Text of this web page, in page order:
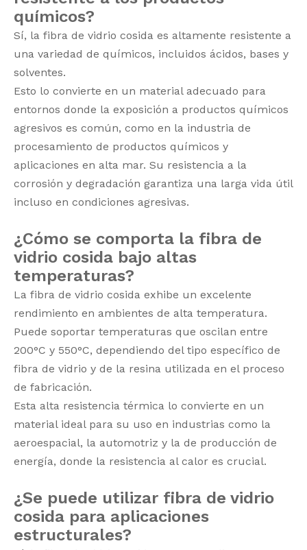
químicos?
Sí, la fibra de vidrio cosida es altamente resistente a
una variedad de químicos, incluidos ácidos, bases y
solventes.
Esto lo convierte en un material adecuado para
entornos donde la exposición a productos químicos
agresivos es común, como en la industria de
procesamiento de productos químicos y
aplicaciones en alta mar. Su resistencia a la
corrosión y degradación garantiza una larga vida útil
incluso en condiciones agresivas.
¿Cómo se comporta la fibra de
vidrio cosida bajo altas
temperaturas?
La fibra de vidrio cosida exhibe un excelente
rendimiento en ambientes de alta temperatura.
Puede soportar temperaturas que oscilan entre
200°C y 550°C, dependiendo del tipo específico de
fibra de vidrio y de la resina utilizada en el proceso
de fabricación.
Esta alta resistencia térmica lo convierte en un
material ideal para su uso en industrias como la
aeroespacial, la automotriz y la de producción de
energía, donde la resistencia al calor es crucial.
¿Se puede utilizar fibra de vidrio
cosida para aplicaciones
estructurales?